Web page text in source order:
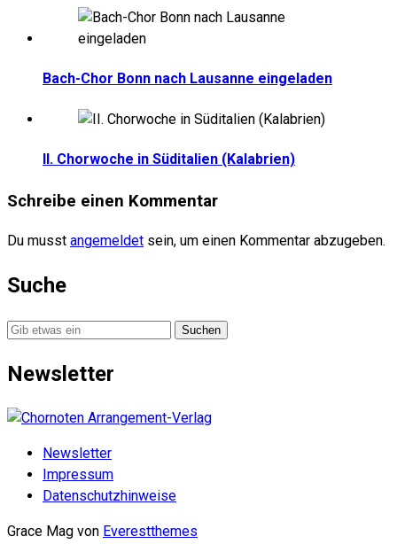
Bach-Chor Bonn nach Lausanne eingeladen
II. Chorwoche in Süditalien (Kalabrien)
Schreibe einen Kommentar
Du musst angemeldet sein, um einen Kommentar abzugeben.
Suche
Suche
Newsletter
Newsletter
Impressum
Datenschutzhinweise
Grace Mag von Everestthemes